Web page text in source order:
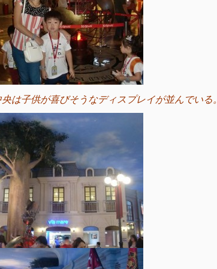
は子供が喜びそうなディスプレイが並んでいる。